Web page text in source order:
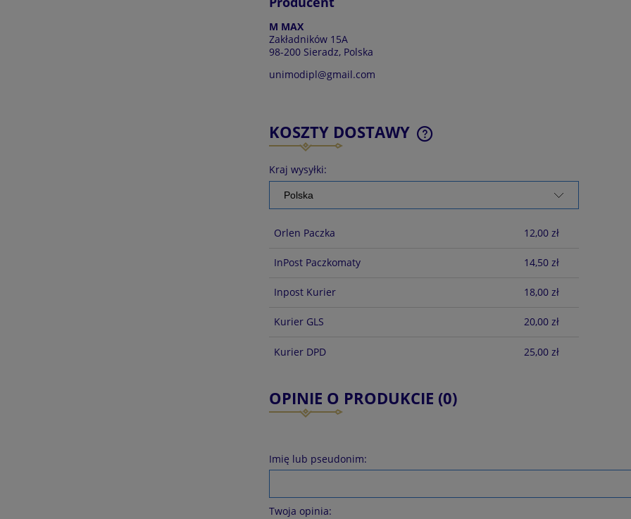
M MAX
Zakładników 15A
98-200 Sieradz, Polska
unimodipl@gmail.com
KOSZTY DOSTAWY
KOSZTÓW PŁATNOŚCI
Kraj wysyłki:
Orlen Paczka 12,00 zł
InPost Paczkomaty 14,50 zł
Inpost Kurier 18,00 zł
Kurier GLS 20,00 zł
Kurier DPD 25,00 zł
OPINIE O PRODUKCIE (0)
Imię lub pseudonim:
Twoja opinia: